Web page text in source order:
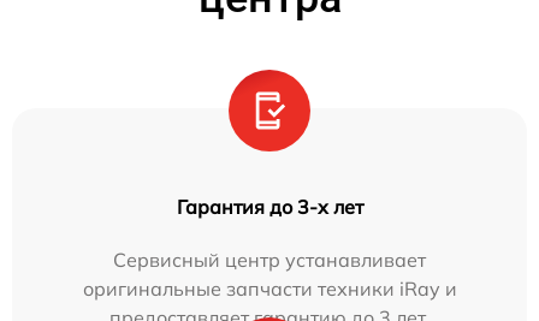
Гарантия до 3-х лет
Сервисный центр устанавливает
оригинальные запчасти техники iRay и